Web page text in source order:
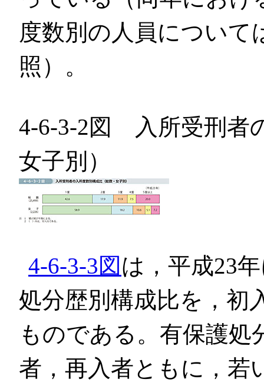
度数別の人員について
照）。
4-6-3-2図 入所受刑者
女子別）
4-6-3-3図は，平成23
処分歴別構成比を，初
ものである。有保護処
者，再入者ともに，若